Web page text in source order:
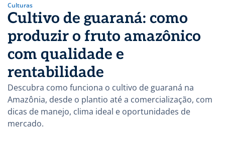
Culturas
Cultivo de guaraná: como
produzir o fruto amazônico
com qualidade e
rentabilidade
Descubra como funciona o cultivo de guaraná na
Amazônia, desde o plantio até a comercialização, com
dicas de manejo, clima ideal e oportunidades de
mercado.